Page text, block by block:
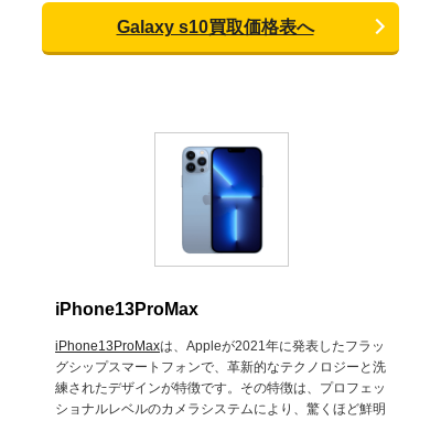
Galaxy s10買取価格表へ
iPhone13ProMax
iPhone13ProMaxは、Appleが2021年に発表したフラッ
グシップスマートフォンで、革新的なテクノロジーと洗
練されたデザインが特徴です。その特徴は、プロフェッ
ショナルレベルのカメラシステムにより、驚くほど鮮明